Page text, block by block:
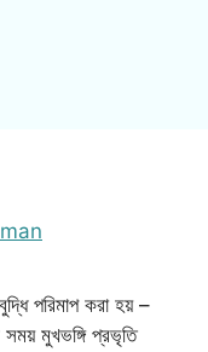
পরিমাপ করা হয় –
মুখভঙ্গি প্রভৃতি